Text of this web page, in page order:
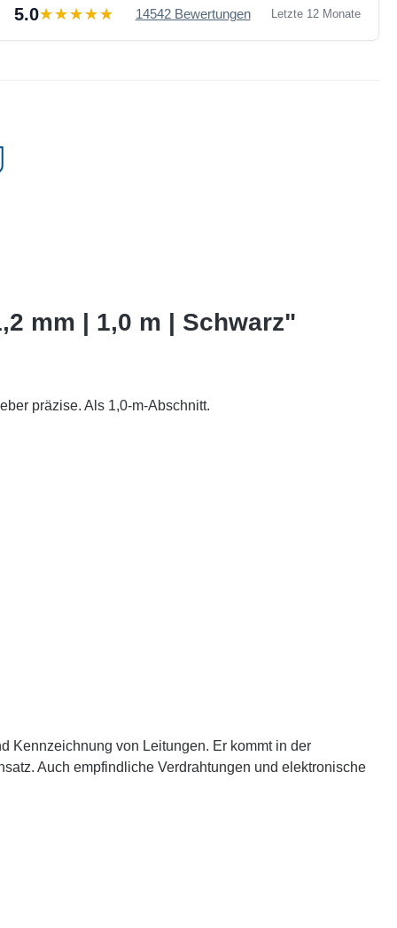
5.0 14542 Bewertungen Letzte 12 Monate
mm | 1,0 m | Schwarz"
präzise. Als 1,0-m-Abschnitt.
Kennzeichnung von Leitungen. Er kommt in der
Auch empfindliche Verdrahtungen und elektronische